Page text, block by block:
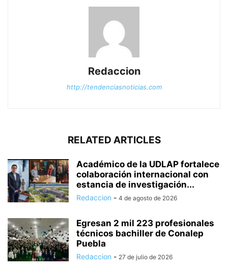
Redaccion
http://tendenciasnoticias.com
RELATED ARTICLES
Académico de la UDLAP fortalece
colaboración internacional con
estancia de investigación...
Redaccion - 4 de agosto de 2026
Egresan 2 mil 223 profesionales
técnicos bachiller de Conalep
Puebla
Redaccion - 27 de julio de 2026